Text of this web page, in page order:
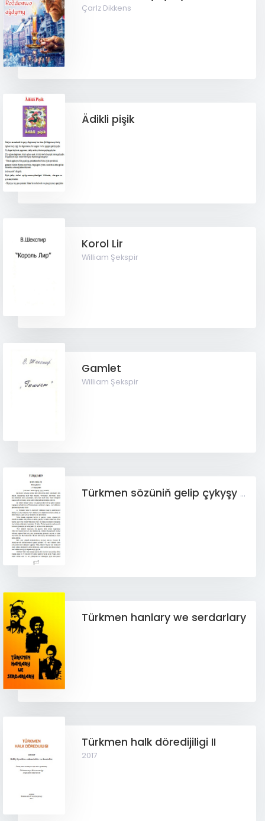
Çarlz Dikkens
Ädikli pişik
Korol Lir
William Şekspir
Gamlet
William Şekspir
Türkmen sözüniň gelip çykyşy boýunça aýratyn kitap
Türkmen hanlary we serdarlary
Türkmen halk döredijiligi II
2017